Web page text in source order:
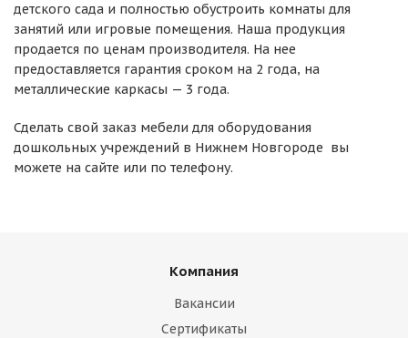
детского сада и полностью обустроить комнаты для
занятий или игровые помещения. Наша продукция
продается по ценам производителя. На нее
предоставляется гарантия сроком на 2 года, на
металлические каркасы — 3 года.
Сделать свой заказ мебели для оборудования
дошкольных учреждений в Нижнем Новгороде вы
можете на сайте или по телефону.
Компания
Вакансии
Сертификаты